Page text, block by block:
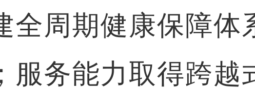
全周期健康保障体
服务能力取得跨越